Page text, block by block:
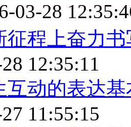
03-28
征程上奋力
12:35:11
互动的表达
11:55:15